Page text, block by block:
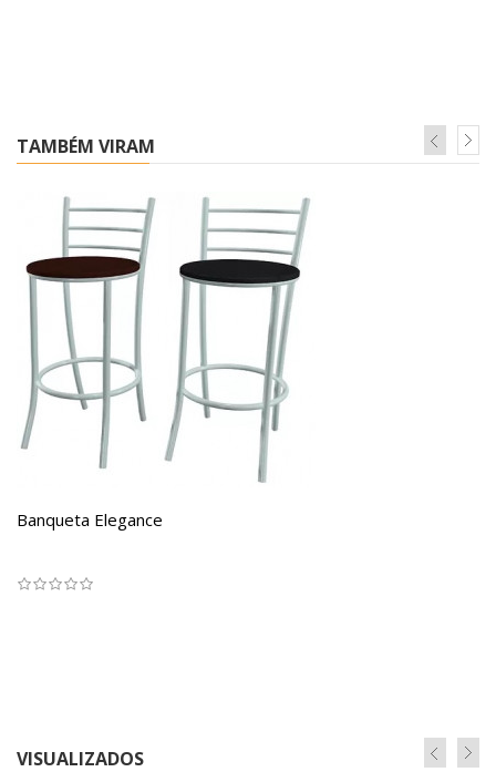
TAMBÉM VIRAM
Banqueta Elegance
VISUALIZADOS